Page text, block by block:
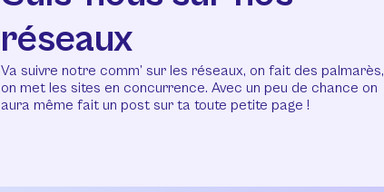
réseaux
Va suivre notre comm’ sur les réseaux, on fait des palmarès,
on met les sites en concurrence. Avec un peu de chance on
aura même fait un post sur ta toute petite page !